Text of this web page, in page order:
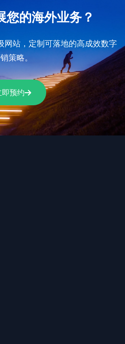
您的海外业务？
网站，定制可落地的高成效数字
策略。
即预约